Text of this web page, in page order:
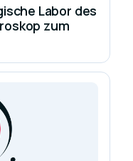
Labor des
zum